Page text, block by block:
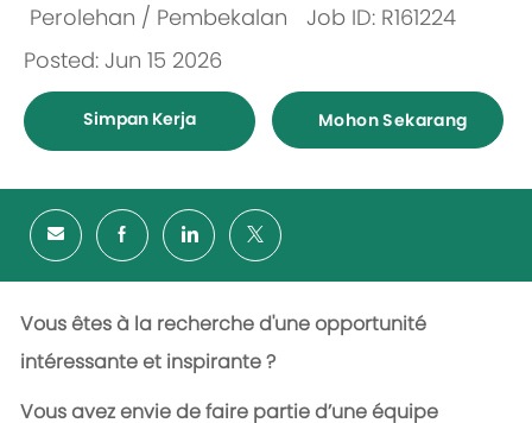
Perolehan / Pembekalan
Job ID: R161224
Posted: Jun 15 2026
Simpan Kerja Mohon Sekarang
Vous êtes à la recherche d'une opportunité
intéressante et inspirante ?
Vous avez envie de faire partie d’une équipe